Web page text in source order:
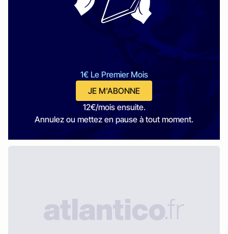
1€ Le Premier Mois
JE M'ABONNE
12€/mois ensuite.
Annulez ou mettez en pause à tout moment.